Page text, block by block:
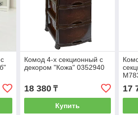
Комод 4-х секционный с
декором "Кожа" 0352940
18 380₸
Купить
17